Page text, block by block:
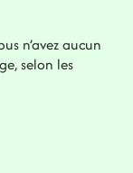
n’avez aucun
selon les